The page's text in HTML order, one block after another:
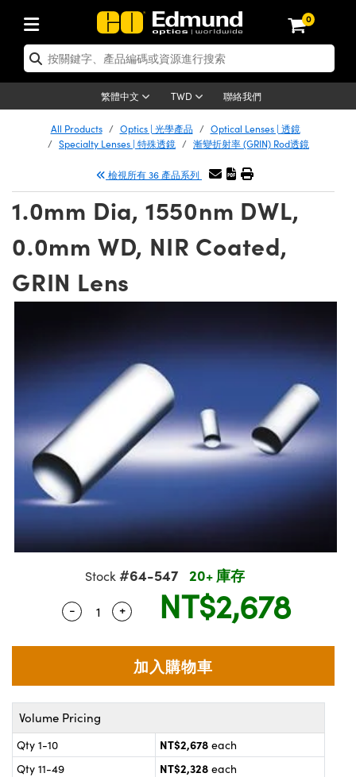
0
繁體中文 TWD 聯絡我們
片
| SCHOTT 光學元件
學產品
學
Coated Optics | IBS（離子束濺鍍）鍍膜光學元件
(DOE) | 繞射光學元件
射光學
| 雷射光學元件組装
體和隔離器
偏光片
| 光機組件
學籠式系統
統
| 光學平臺和麵包板
| 平臺和滑塊
微鏡
物鏡
物鏡
鏡照明
顯微鏡系統
鏡濾光片
| 刻劃板或鏡臺測微尺
顯微鏡用結構件
| 中繼鏡或耦合鏡
Electronics | 雷射量測和電子產品
件
| 成像鏡頭
Lenses
Environments
| 成像鏡頭配件
| Gigabit乙太網相機
| Teledyne Dalsa 相機
相機
| Lucid Vision 相機
Optomechanics | 相機配件
| 高速接口相機
機
統
| 照明
試板
變測試版
| 色卡測試板
| 測試與監測
| 機器視覺方案
| 主動光學元件
| 實驗室和生產線
| 零件夾持用品
膠
| Acktar 黑色吸光材料
| UV固化設備
新品專區
相機
| 清倉實驗室和生產線用品
| 重新認證產品
| 重新認證光機組件
重新認證顯微鏡
重新認證照明
| 重新認證實驗室和生產線用品
All Products Optics | 光學產品
Optical Lenses | 透鏡
Specialty Lenses | 特殊透鏡
漸變折射率 (GRIN) Rod透鏡
檢視所有 36 產品系列
1.0mm Dia, 1550nm DWL,
0.0mm WD, NIR Coated,
GRIN Lens
Stock #64-547 20+ 庫存
Quantity Selector
- Use the plus and minus buttons to
+ NT$2,678
Volume Pricing
Qty 1-10 NT$2,678 each
Qty 11-49
NT$2,328 each